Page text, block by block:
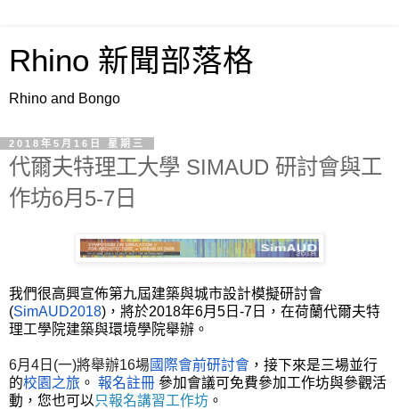
Rhino 新聞部落格
Rhino and Bongo
2018年5月16日 星期三
代爾夫特理工大學 SIMAUD 研討會與工
作坊6月5-7日
我們很高興宣佈第九屆建築與城市設計模擬研討會
(SimAUD2018)，將於2018年6月5日-7日，在荷蘭代爾夫特
理工學院建築與環境學院舉辦。
6月4日(一)將舉辦16場國際會前研討會 ，接下來是三場並行
的校園之旅 。 報名註冊 參加會議可免費參加工作坊與參觀活
動，您也可以只報名講習工作坊 。